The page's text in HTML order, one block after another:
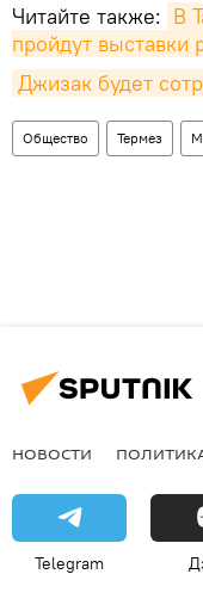
Читайте также: В
пройдут выставки
Джизак будет
Общество Термез
НОВОСТИ
Telegram